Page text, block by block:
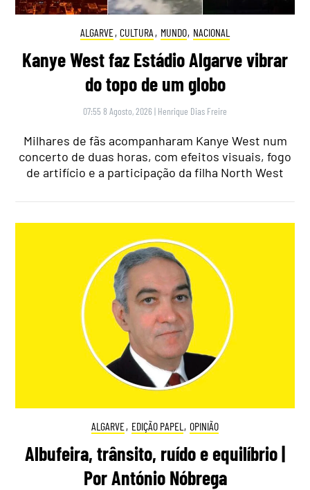
ALGARVE, CULTURA , MUNDO, NACIONAL
Kanye West faz Estádio Algarve vibrar
do topo de um globo
07:55 8 Agosto, 2026 | Henrique Dias Freire
Milhares de fãs acompanharam Kanye West num
concerto de duas horas, com efeitos visuais, fogo
de artifício e a participação da filha North West
ALGARVE, EDIÇÃO PAPEL , OPINIÃO
Albufeira, trânsito, ruído e equilíbrio |
Por António Nóbrega